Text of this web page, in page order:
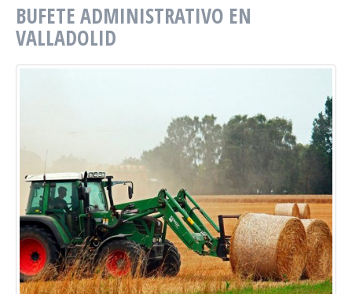
BUFETE ADMINISTRATIVO EN
VALLADOLID